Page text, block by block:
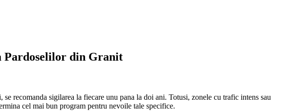
Pardoselilor din Granit
recomanda sigilarea la fiecare unu pana la doi ani. Totusi, zonele cu trafic intens sau
cel mai bun program pentru nevoile tale specifice.